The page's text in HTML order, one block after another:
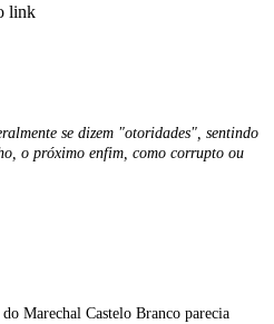
link
se dizem "otoridades", sentindo
o próximo enfim, como corrupto ou
Marechal Castelo Branco parecia